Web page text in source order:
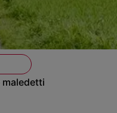
maledetti